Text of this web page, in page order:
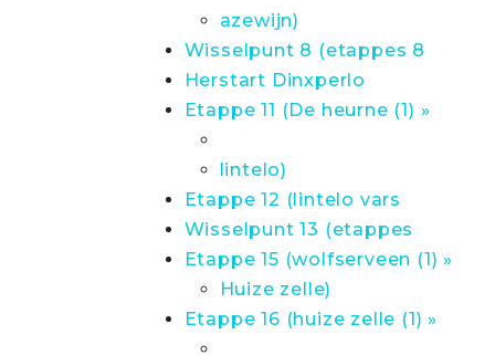
azewijn)
Wisselpunt 8 (etappes 8
Herstart Dinxperlo
Etappe 11 (De heurne (1) »
lintelo)
Etappe 12 (lintelo vars
Wisselpunt 13 (etappes
Etappe 15 (wolfserveen (1) »
Huize zelle)
Etappe 16 (huize zelle (1) »